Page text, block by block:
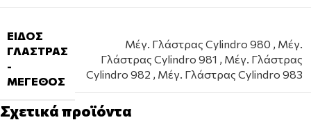
ΕΊΔΟΣ
ΓΛΆΣΤΡΑΣ
-
ΜΈΓΕΘΟΣ
Μέγ. Γλάστρας Cylindro 980 , Μέγ.
Γλάστρας Cylindro 981 , Μέγ. Γλάστρας
Cylindro 982 , Μέγ. Γλάστρας Cylindro 983
Σχετικά προϊόντα